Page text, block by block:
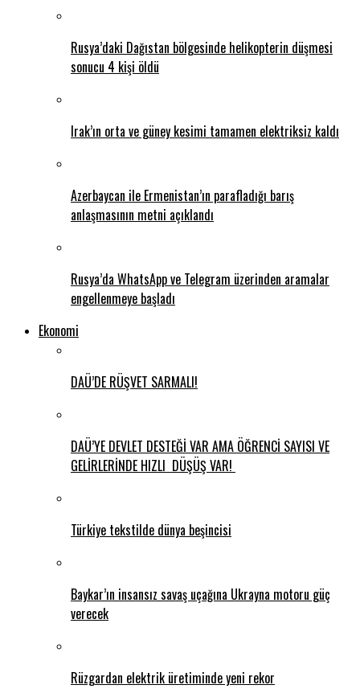
Rusya’daki Dağıstan bölgesinde helikopterin düşmesi
sonucu 4 kişi öldü
Irak’ın orta ve güney kesimi tamamen elektriksiz kaldı
Azerbaycan ile Ermenistan’ın parafladığı barış
anlaşmasının metni açıklandı
Rusya’da WhatsApp ve Telegram üzerinden aramalar
engellenmeye başladı
Ekonomi
DAÜ’DE RÜŞVET SARMALI!
DAÜ’YE DEVLET DESTEĞİ VAR AMA ÖĞRENCİ SAYISI VE
GELİRLERİNDE HIZLI DÜŞÜŞ VAR!
Türkiye tekstilde dünya beşincisi
Baykar’ın insansız savaş uçağına Ukrayna motoru güç
verecek
Rüzgardan elektrik üretiminde yeni rekor